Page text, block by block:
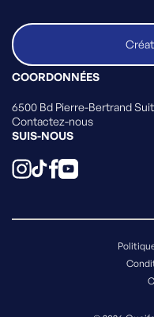
COORDONNÉES
6500 Bd Pierre-Bertrand
Contactez-nous
SUIS-NOUS